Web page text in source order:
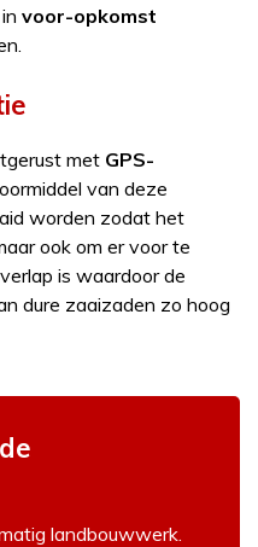
voor-opkomst
met GPS-
van deze
worden zodat het
ook om er voor te
is waardoor de
dure zaaizaden zo hoog
landbouwwerk.